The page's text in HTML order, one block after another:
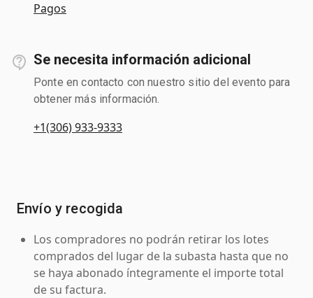
Pagos
Se necesita información adicional
Ponte en contacto con nuestro sitio del evento para
obtener más información.
+1(306) 933-9333
Envío y recogida
Los compradores no podrán retirar los lotes
comprados del lugar de la subasta hasta que no
se haya abonado íntegramente el importe total
de su factura.